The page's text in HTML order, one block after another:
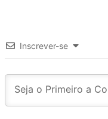
Inscrever-se